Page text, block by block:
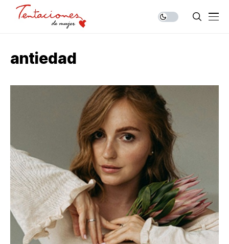
antiedad